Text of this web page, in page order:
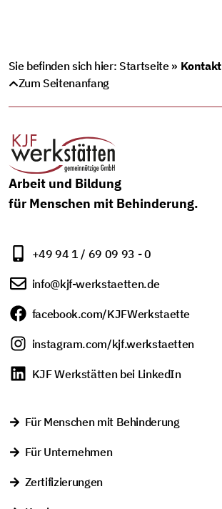
Sie befinden sich hier: Startseite» Kontakt
Zum Seitenanfang
Arbeit und Bildung
für Menschen mit Behinderung.
+49 94 1 / 69 09 93 - 0
info@kjf-werkstaetten.de
facebook.com/KJFWerkstaette
instagram.com/kjf.werkstaetten
KJF Werkstätten bei LinkedIn
Für Menschen mit Behinderung
Für Unternehmen
Zertifizierungen